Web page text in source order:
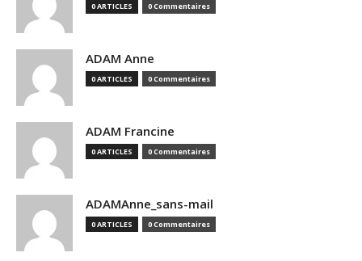
0 ARTICLES 0 Commentaires
ADAM Anne
0 ARTICLES 0 Commentaires
ADAM Francine
0 ARTICLES 0 Commentaires
ADAMAnne_sans-mail
0 ARTICLES 0 Commentaires